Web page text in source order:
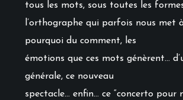
tous les mots, sous toutes les
l’orthographe qui parfois nous met
pourquoi du comment, les
émotions que ces mots génèrent…
générale, ce nouveau
spectacle… enfin… ce “concerto pour